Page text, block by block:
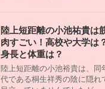
陸上短距離の小池祐貴は
肉すごい！高校や大学は
身長と体重は？
陸上短距離の小池裕貴は、同
代である桐生祥秀の陰に隠れ